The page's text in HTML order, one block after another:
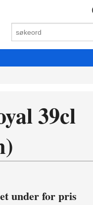
39cl
under for pris